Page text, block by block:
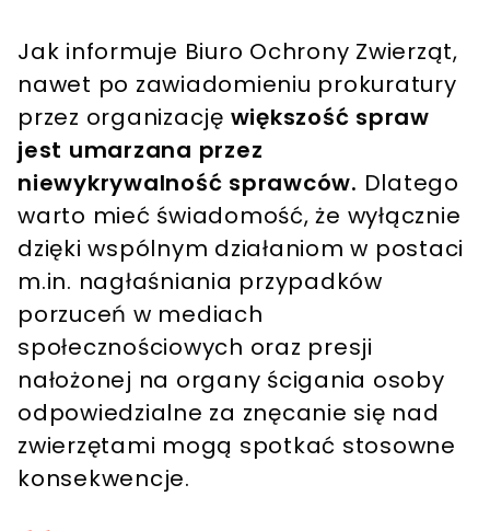
Jak informuje Biuro Ochrony Zwierząt,
nawet po zawiadomieniu prokuratury
przez organizację większość spraw
jest umarzana przez
niewykrywalność sprawców. Dlatego
warto mieć świadomość, że wyłącznie
dzięki wspólnym działaniom w postaci
m.in. nagłaśniania przypadków
porzuceń w mediach
społecznościowych oraz presji
nałożonej na organy ścigania osoby
odpowiedzialne za znęcanie się nad
zwierzętami mogą spotkać stosowne
konsekwencje.